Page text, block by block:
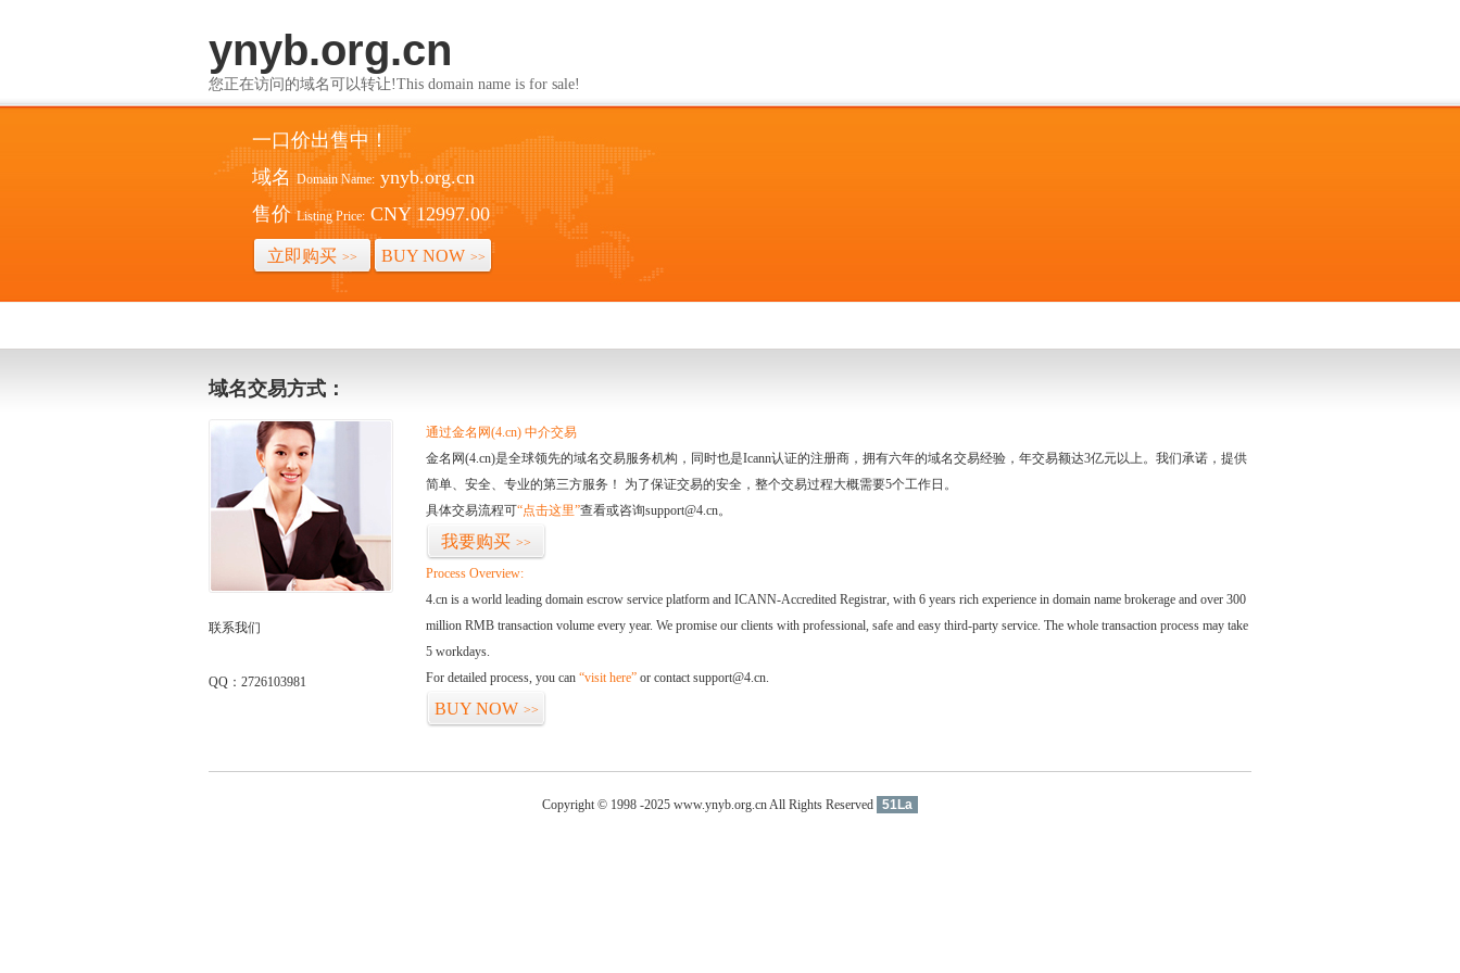
ynyb.org.cn
您正在访问的域名可以转让!This domain name is for sale!
一口价出售中！
域名 Domain Name: ynyb.org.cn
售价 Listing Price: CNY 12997.00
立即购买 >> BUY NOW >>
域名交易方式：
联系我们
QQ：2726103981
通过金名网(4.cn) 中介交易
金名网(4.cn)是全球领先的域名交易服务机构，同时也是Icann认证的注册商，拥有六年的域名交易经验，年交易额达3亿元以上。我们承诺，提供
简单、安全、专业的第三方服务！ 为了保证交易的安全，整个交易过程大概需要5个工作日。
具体交易流程可“点击这里”查看或咨询support@4.cn。
我要购买 >>
Process Overview:
4.cn is a world leading domain escrow service platform and ICANN-Accredited Registrar, with 6 years rich experience in domain name brokerage and over 300
million RMB transaction volume every year. We promise our clients with professional, safe and easy third-party service. The whole transaction process may take
5 workdays.
For detailed process, you can “visit here” or contact support@4.cn.
BUY NOW >>
Copyright © 1998 -2025 www.ynyb.org.cn All Rights Reserved 51La